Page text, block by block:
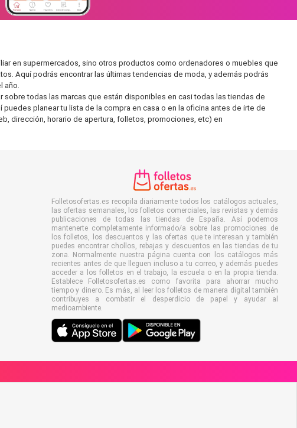
en supermercados, sino otros productos como ordenadores o muebles que
Aquí podrás encontrar las últimas tendencias de moda, y además podrás
año.
todas las marcas que están disponibles en casi todas las tiendas de
planear tu lista de la compra en casa o en la oficina antes de irte de
dirección, horario de apertura, folletos, promociones, etc) en
Folletosofertas.es recopila diariamente todos los catálogos actuales,
las ofertas semanales, los folletos comerciales, las revistas y demás
publicaciones de todas las tiendas de España. Así podemos
mantenerte completamente informado/a sobre las promociones de
los folletos, los descuentos y las ofertas que te interesan y también
puedes encontrar chollos, rebajas y descuentos en las tiendas de tu
zona. Normalmente nuestra página cuenta con los catálogos más
recientes antes de que lleguen incluso a tu correo, y además puedes
acceder a los folletos en el trabajo, la escuela o en la propia tienda.
Establece Folletosofertas.es como favorita para ahorrar mucho
tiempo y dinero. Es más, al leer los folletos de manera digital también
contribuyes a combatir el desperdicio de papel y ayudar al
medioambiente.